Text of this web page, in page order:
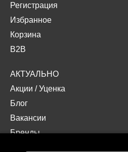
Регистрация
Избранное
Корзина
B2B
АКТУАЛЬНО
Акции /Уценка
Блог
Вакансии
Бренды